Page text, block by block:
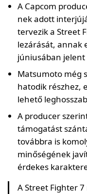
A Capcom
nek adott
tervezik a Street
lezárását, annak
júniusában jelent
Matsumoto még
hatodik részhez,
lehető
A producer
támogatást
továbbra is
minőségének
érdekes
A Street Fighter